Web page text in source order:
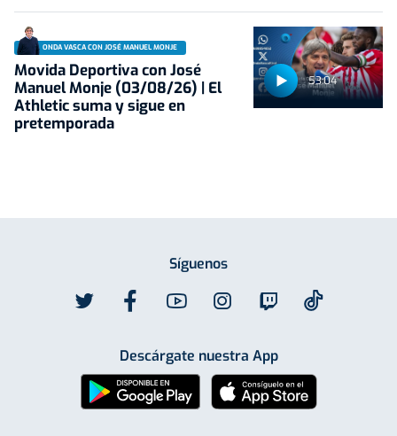
53:04
ONDA VASCA CON JOSÉ MANUEL MONJE
Movida Deportiva con José
Manuel Monje (03/08/26) | El
Athletic suma y sigue en
pretemporada
Síguenos
Descárgate nuestra App